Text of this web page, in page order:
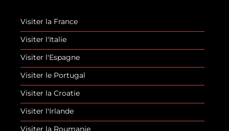
Visiter la France
Visiter l'Italie
Visiter l'Espagne
Visiter le Portugal
Visiter la Croatie
Visiter l'Irlande
Visiter la Roumanie